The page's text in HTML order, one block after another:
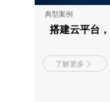
典型案例
搭建云平台
了解更多